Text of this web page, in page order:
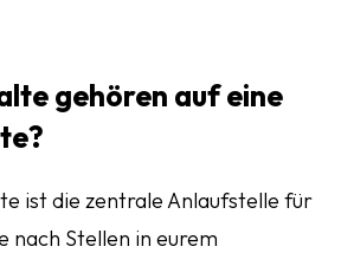
gehören auf eine
ist die zentrale Anlaufstelle für
nach Stellen in eurem